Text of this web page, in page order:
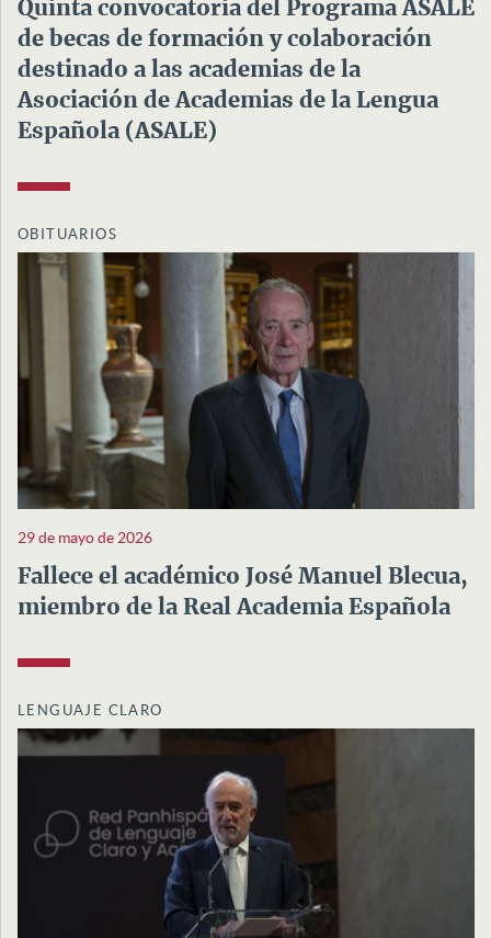
Quinta convocatoria del Programa ASALE
de becas de formación y colaboración
destinado a las academias de la
Asociación de Academias de la Lengua
Española (ASALE)
OBITUARIOS
29 de mayo de 2026
Fallece el académico José Manuel Blecua,
miembro de la Real Academia Española
LENGUAJE CLARO